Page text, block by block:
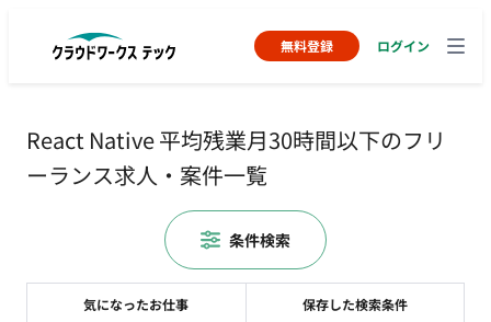
無料登録 ログイン
React Native 平均残業月30時間以下のフリ
ーランス求人・案件一覧
気になったお仕事 保存した検索条件
条件検索